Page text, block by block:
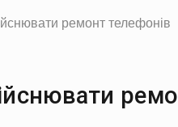
ремонт телефонів